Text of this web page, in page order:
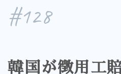
「HEIWATAISHI:online
よくあるご質問
#128
韓国が徴用工